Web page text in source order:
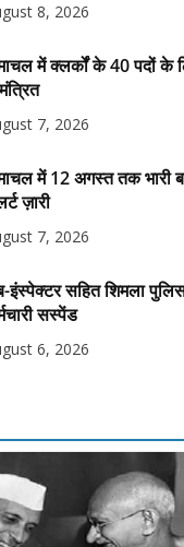
8, 2026
में क्लर्कों के 40 पदों के
7, 2026
में 12 अगस्त तक भारी
ज़ारी
7, 2026
इंस्पेक्टर सहित शिमला
सस्पेंड
6, 2026